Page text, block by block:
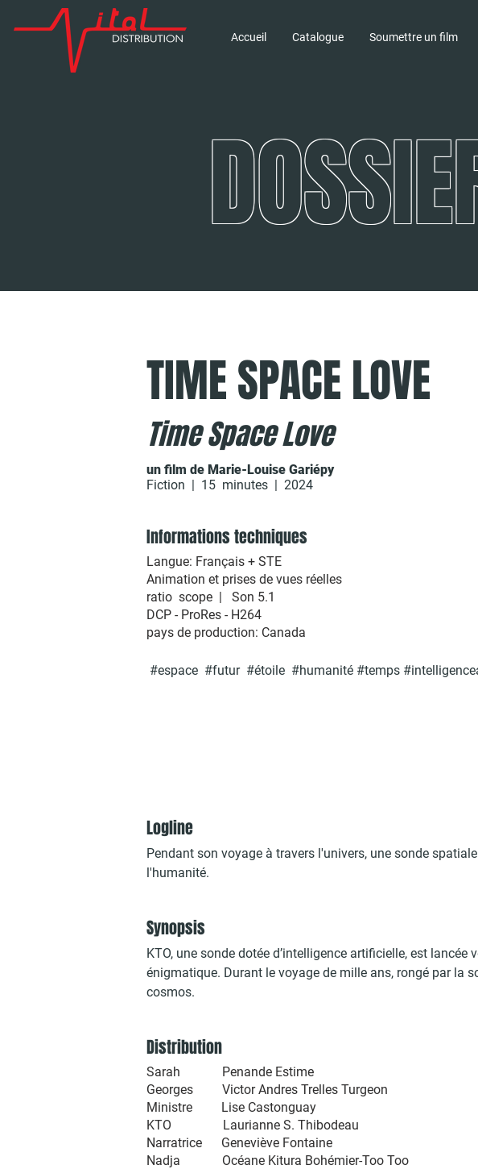
Accueil Catalogue Soumettre un film
TIME SPACE LOVE
un film de Marie-Louise Gariépy
Fiction | 15 minutes | 2024
Time Space Love
Langue: Français + STE
Animation et prises de vues réelles
ratio scope | Son 5.1
DCP - ProRes - H264
pays de production: Canada
#espace #futur #étoile #humanité #temps
Informations techniques
Logline
Pendant son voyage à travers l'univers, une sonde
l'humanité.
Synopsis
KTO, une sonde dotée d’intelligence artificielle, est
énigmatique. Durant le voyage de mille ans, rongé par la
cosmos.
Distribution
Sarah Penande Estime
Georges Victor Andres Trelles Turgeon
Ministre Lise Castonguay
KTO Laurianne S. Thibodeau
Narratrice Geneviève Fontaine
Nadja Océane Kitura Bohémier-Too Too